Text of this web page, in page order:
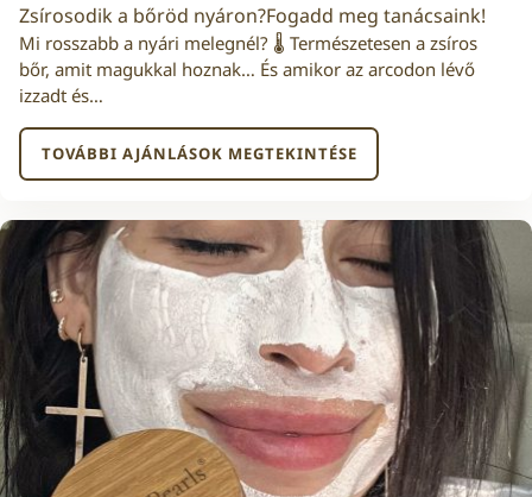
Zsírosodik a bőröd nyáron?Fogadd meg tanácsaink!
Mi rosszabb a nyári melegnél? 🌡️ Természetesen a zsíros
bőr, amit magukkal hoznak… És amikor az arcodon lévő
izzadt és…
TOVÁBBI AJÁNLÁSOK MEGTEKINTÉSE